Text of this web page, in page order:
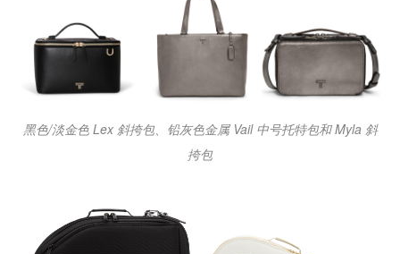
黑色/淡金色 Lex 斜挎包、铅灰色金属 Vail 中号托特包和 Myla 斜
挎包